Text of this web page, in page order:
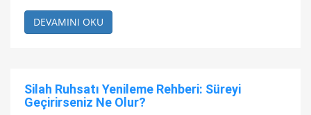
DEVAMINI OKU
Silah Ruhsatı Yenileme Rehberi: Süreyi
Geçirirseniz Ne Olur?